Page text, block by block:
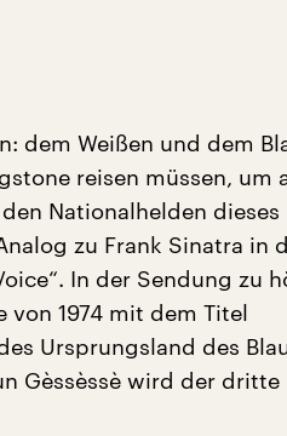
dem Weißen und dem
reisen müssen, um
Nationalhelden dieses
zu Frank Sinatra in
In der Sendung zu
von 1974 mit dem Titel
Ursprungsland des
Gèssèssè wird der dritte